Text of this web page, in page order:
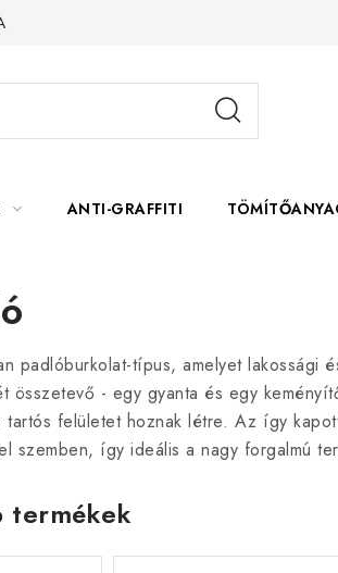
ANTI-GRAFFITI
padlóburkolat-típus, amelyet lakossági
összetevő - egy gyanta és egy
felületet hoznak létre. Az így
szemben, így ideális a nagy forgalmú
termékek